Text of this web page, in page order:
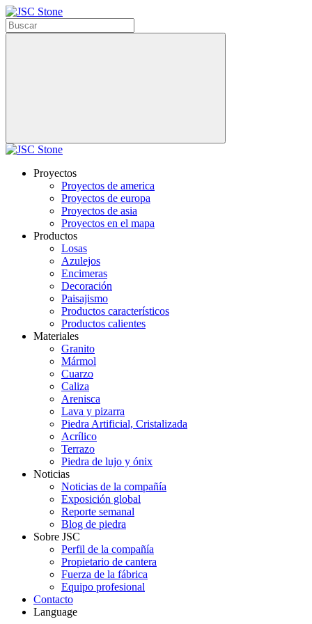
Proyectos
Proyectos de america
Proyectos de europa
Proyectos de asia
Proyectos en el mapa
Productos
Losas
Azulejos
Encimeras
Decoración
Paisajismo
Productos característicos
Productos calientes
Materiales
Granito
Mármol
Cuarzo
Caliza
Arenisca
Lava y pizarra
Piedra Artificial, Cristalizada
Acrílico
Terrazo
Piedra de lujo y ónix
Noticias
Noticias de la compañía
Exposición global
Reporte semanal
Blog de piedra
Sobre JSC
Perfil de la compañía
Propietario de cantera
Fuerza de la fábrica
Equipo profesional
Contacto
Language